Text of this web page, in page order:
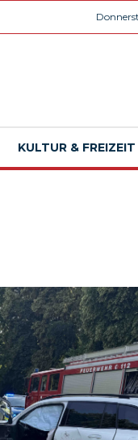
KULTUR & FREIZEIT